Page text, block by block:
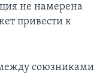
не намерена
привести к
союзниками